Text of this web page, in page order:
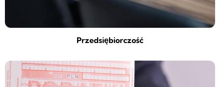
Przedsiębiorczość